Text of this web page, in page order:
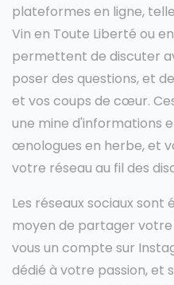
plateformes en ligne,
Vin en Toute Liberté ou
permettent de discuter
poser des questions, et
et vos coups de cœur.
une mine d'informations
œnologues en herbe, et
votre réseau au fil des
Les réseaux sociaux
moyen de partager votre
vous un compte sur
dédié à votre passion, et